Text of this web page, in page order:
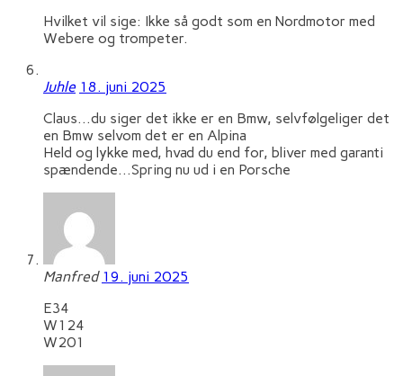
Hvilket vil sige: Ikke så godt som en Nordmotor med
Webere og trompeter.
Juhle 18. juni 2025
Claus…du siger det ikke er en Bmw, selvfølgeliger det
en Bmw selvom det er en Alpina
Held og lykke med, hvad du end for, bliver med garanti
spændende…Spring nu ud i en Porsche
Manfred 19. juni 2025
E34
W124
W201